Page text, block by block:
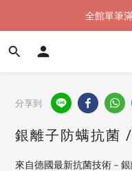
加入會員
全館單筆
加入會員
分享到
銀離子防螨抗菌
來自德國最新抗菌技術－